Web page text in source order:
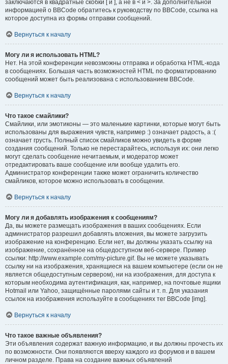
заключаются в квадратные скобки [ и ], а не в < и >. За дополнительной
информацией о BBCode обратитесь к руководству по BBCode, ссылка на
которое доступна из формы отправки сообщений.
Вернуться к началу
Могу ли я использовать HTML?
Нет. На этой конференции невозможны отправка и обработка HTML-кода
в сообщениях. Большая часть возможностей HTML по форматированию
сообщений может быть реализована с использованием BBCode.
Вернуться к началу
Что такое смайлики?
Смайлики, или эмотиконы — это маленькие картинки, которые могут быть
использованы для выражения чувств, например :) означает радость, а :(
означает грусть. Полный список смайликов можно увидеть в форме
создания сообщений. Только не перестарайтесь, используя их: они легко
могут сделать сообщение нечитаемым, и модератор может
отредактировать ваше сообщение или вообще удалить его.
Администратор конференции также может ограничить количество
смайликов, которое можно использовать в сообщении.
Вернуться к началу
Могу ли я добавлять изображения к сообщениям?
Да, вы можете размещать изображения в ваших сообщениях. Если
администратор разрешил добавлять вложения, вы можете загрузить
изображение на конференцию. Если нет, вы должны указать ссылку на
изображение, сохранённое на общедоступном веб-сервере. Пример
ссылки: http://www.example.com/my-picture.gif. Вы не можете указывать
ссылку ни на изображения, хранящиеся на вашем компьютере (если он не
является общедоступным сервером), ни на изображения, для доступа к
которым необходима аутентификация, как, например, на почтовые ящики
Hotmail или Yahoo, защищённые паролями сайты и т. п. Для указания
ссылок на изображения используйте в сообщениях тег BBCode [img].
Вернуться к началу
Что такое важные объявления?
Эти объявления содержат важную информацию, и вы должны прочесть их
по возможности. Они появляются вверху каждого из форумов и в вашем
личном разделе. Права на создание важных объявлений